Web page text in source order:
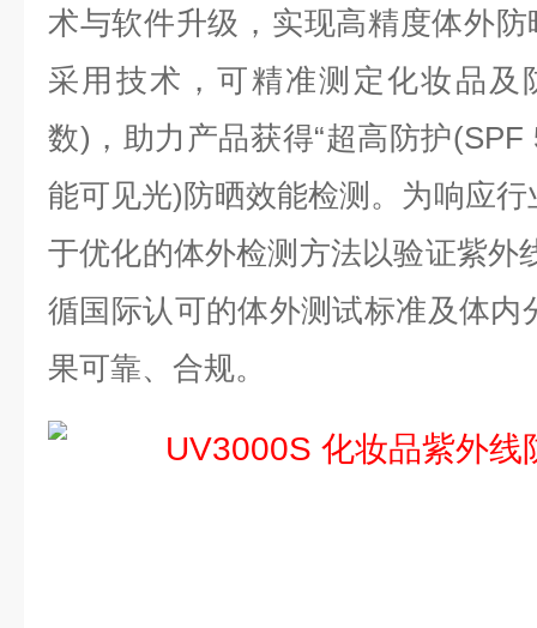
术与软件升级，实现高精度体外
采用技术，可精准测定化妆品及
数)，助力产品获得“超高防护
能可见光)防晒效能检测。为响应
于优化的体外检测方法以验证紫外
循国际认可的体外测试标准及体
果可靠、合规。